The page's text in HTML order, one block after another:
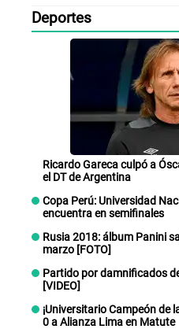
Deportes
Ricardo Gareca culpó a
el DT de Argentina
Copa Perú: Universidad
encuentra en semifinales
Rusia 2018: álbum Panini
marzo [FOTO]
Partido por damnificados
[VIDEO]
¡Universitario Campeón de
0 a Alianza Lima en Matute